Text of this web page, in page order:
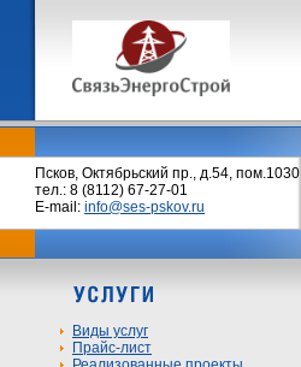
Псков, Октябрьский пр., д.54, пом.1030
тел.: 8 (8112) 67-27-01
E-mail: info@ses-pskov.ru
Виды услуг
Прайс-лист